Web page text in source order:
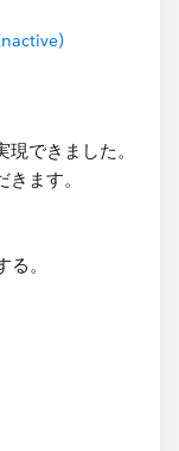
できました。
ます。
。